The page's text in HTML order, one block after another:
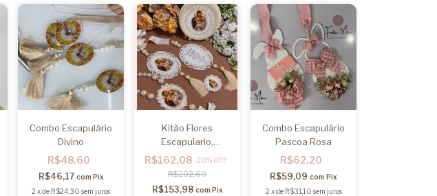
Combo Escapulário
Divino
R$48,60
R$46,17 com Pix
2 xde R$24,30 sem juros
Kitão Flores
Escapulario,
Mandala, Imã e
Dezena Flores - Kit
faça vc mesmo
R$162,08 -20% OFF
R$202,60
R$153,98 com Pix
Combo Escapulário
Pascoa Rosa
R$62,20
R$59,09 com Pix
2 xde R$31,10 sem juros